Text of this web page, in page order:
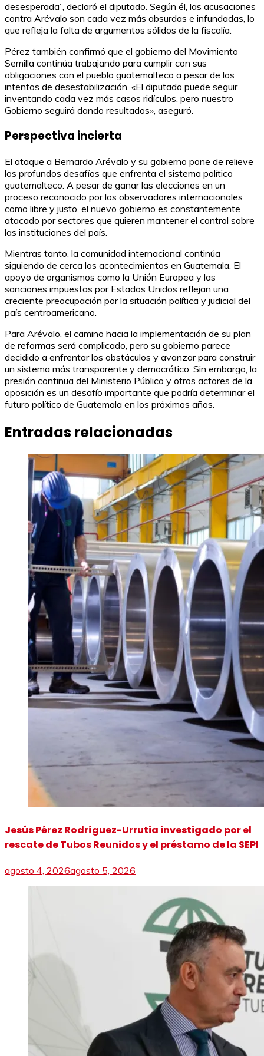
desesperada”, declaró el diputado. Según él, las acusaciones
contra Arévalo son cada vez más absurdas e infundadas, lo
que refleja la falta de argumentos sólidos de la fiscalía.
Pérez también confirmó que el gobierno del Movimiento
Semilla continúa trabajando para cumplir con sus
obligaciones con el pueblo guatemalteco a pesar de los
intentos de desestabilización. «El diputado puede seguir
inventando cada vez más casos ridículos, pero nuestro
Gobierno seguirá dando resultados», aseguró.
Perspectiva incierta
El ataque a Bernardo Arévalo y su gobierno pone de relieve
los profundos desafíos que enfrenta el sistema político
guatemalteco. A pesar de ganar las elecciones en un
proceso reconocido por los observadores internacionales
como libre y justo, el nuevo gobierno es constantemente
atacado por sectores que quieren mantener el control sobre
las instituciones del país.
Mientras tanto, la comunidad internacional continúa
siguiendo de cerca los acontecimientos en Guatemala. El
apoyo de organismos como la Unión Europea y las
sanciones impuestas por Estados Unidos reflejan una
creciente preocupación por la situación política y judicial del
país centroamericano.
Para Arévalo, el camino hacia la implementación de su plan
de reformas será complicado, pero su gobierno parece
decidido a enfrentar los obstáculos y avanzar para construir
un sistema más transparente y democrático. Sin embargo, la
presión continua del Ministerio Público y otros actores de la
oposición es un desafío importante que podría determinar el
futuro político de Guatemala en los próximos años.
Entradas relacionadas
Jesús Pérez Rodríguez-Urrutia investigado por el
rescate de Tubos Reunidos y el préstamo de la SEPI
agosto 4, 2026agosto 5, 2026